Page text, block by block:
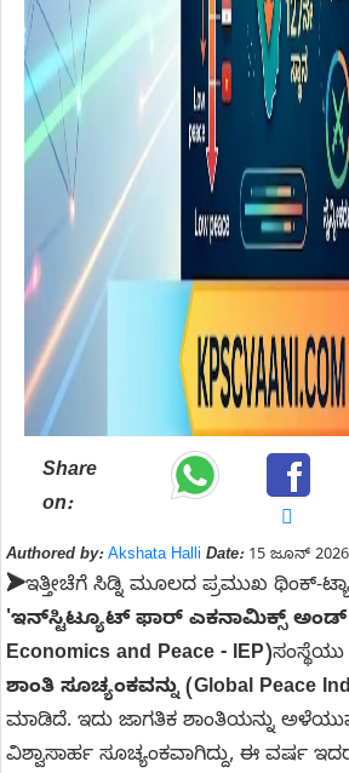
Share
on:
Authored by: Akshata Halli Date:15 ಜೂನ್ 2026
➤ಇತ್ತೀಚೆಗೆ ಸಿಡ್ನಿ ಮೂಲದ ಪ್ರಮುಖ ಥಿಂಕ್-
'ಇನ್‌ಸ್ಟಿಟ್ಯೂಟ್ ಫಾರ್ ಎಕನಾಮಿಕ್ಸ್ ಅಂಡ್
Economics and Peace - IEP)
ಶಾಂತಿ ಸೂಚ್ಯಂಕವನ್ನು (Global Peace
ಮಾಡಿದೆ. ಇದು ಜಾಗತಿಕ ಶಾಂತಿಯನ್ನು
ವಿಶ್ವಾಸಾರ್ಹ ಸೂಚ್ಯಂಕವಾಗಿದ್ದು, ಈ ವರ್ಷ